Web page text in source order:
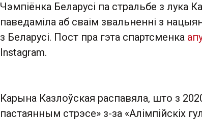
Чэмпіёнка Беларусі па стральбе з лука
паведаміла аб сваім звальненні з
з Беларусі. Пост пра гэта спартсменка
Instagram.
Карына Казлоўская распавяла, што з
пастаянным стрэсе» з-за «Алімпійскіх